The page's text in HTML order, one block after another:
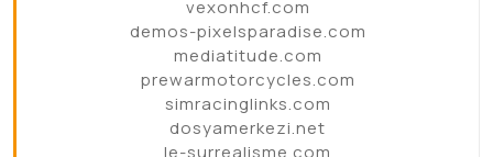
vexonhcf.com
demos-pixelsparadise.com
mediatitude.com
prewarmotorcycles.com
simracinglinks.com
dosyamerkezi.net
le-surrealisme.com